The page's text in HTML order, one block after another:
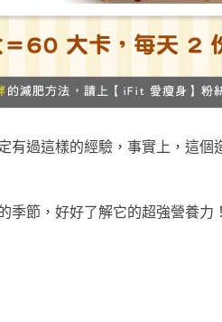
有過這樣的經驗，事實上，這個
季節，好好了解它的超強營養力！